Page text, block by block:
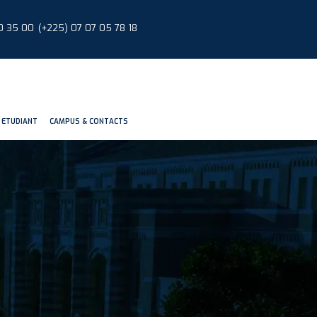
35 00 (+225) 07 07 05 78 18
ETUDIANT CAMPUS & CONTACTS